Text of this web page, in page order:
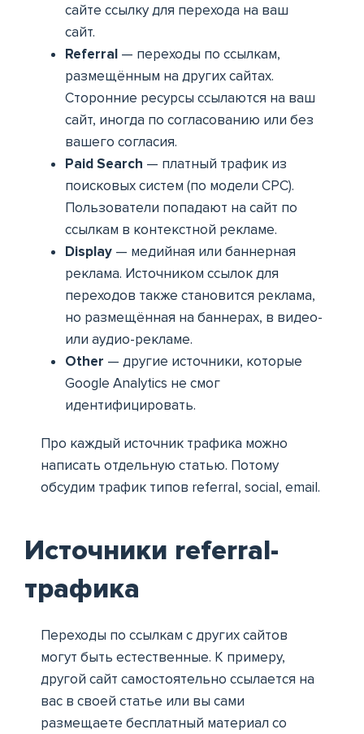
сайте ссылку для перехода на ваш
сайт.
Referral — переходы по ссылкам,
размещённым на других сайтах.
Сторонние ресурсы ссылаются на ваш
сайт, иногда по согласованию или без
вашего согласия.
Paid Search — платный трафик из
поисковых систем (по модели CPC).
Пользователи попадают на сайт по
ссылкам в контекстной рекламе.
Display — медийная или баннерная
реклама. Источником ссылок для
переходов также становится реклама,
но размещённая на баннерах, в видео-
или аудио-рекламе.
Other — другие источники, которые
Google Analytics не смог
идентифицировать.
Про каждый источник трафика можно
написать отдельную статью. Потому
обсудим трафик типов referral, social, email.
Источники referral-
трафика
Переходы по ссылкам с других сайтов
могут быть естественные. К примеру,
другой сайт самостоятельно ссылается на
вас в своей статье или вы сами
размещаете бесплатный материал со